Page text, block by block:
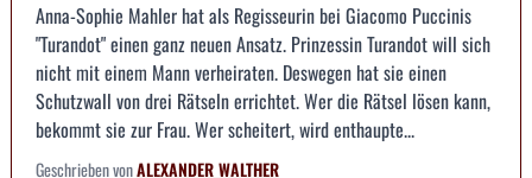
Anna-Sophie Mahler hat als Regisseurin bei Giacomo Puccinis
"Turandot" einen ganz neuen Ansatz. Prinzessin Turandot will sich
nicht mit einem Mann verheiraten. Deswegen hat sie einen
Schutzwall von drei Rätseln errichtet. Wer die Rätsel lösen kann,
bekommt sie zur Frau. Wer scheitert, wird enthaupte...
Geschrieben vonALEXANDER WALTHER